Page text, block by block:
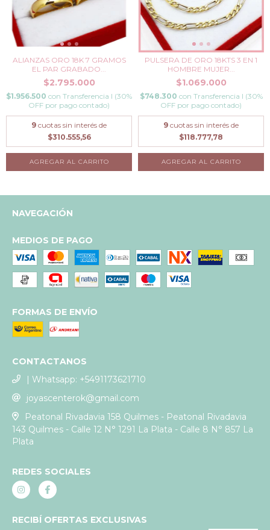
ALIANZAS ORO 18K 7 GRAMOS
EL PAR GRABADO...
$2.795.000
$1.956.500 con Transferencia I (30%
OFF por pago contado)
9 cuotas sin interés de
$310.555,56
AGREGAR AL CARRITO
PULSERA DE ORO 18KTS 3 EN 1
HOMBRE MUJER...
$1.069.000
$748.300 con Transferencia I (30%
OFF por pago contado)
9 cuotas sin interés de
$118.777,78
NAVEGACIÓN
MEDIOS DE PAGO
FORMAS DE ENVÍO
CONTACTANOS
| Whatsapp: +5491173621710
joyascenterok@gmail.com
Peatonal Rivadavia 158 Quilmes - Peatonal Rivadavia
143 Quilmes - Calle 12 N° 1291 La Plata - Calle 8 N° 857 La
Plata
REDES SOCIALES
RECIBÍ OFERTAS EXCLUSIVAS